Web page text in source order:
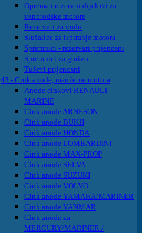
Oprema i rezervni dijelovi za
vanbrodske motore
Rezervari za vodu
Slušalice za ispiranje motora
Spremnici - rezervari prijenosni
Spremnici za gorivo
Tuševi prijenosni
43 - Cink anode, manžetne motora
Anode cinkovi RENAULT
MARINE
Cink anode ARNESON
Cink anode BUKH
Cink anode HONDA
Cink anode LOMBARDINI
Cink anode MAX-PROP
Cink anode SELVA
Cink anode SUZUKI
Cink anode VOLVO
Cink anode YAMAHA/MARINER
Cink anode YANMAR
Cink anode za
MERCURY/MARINER /